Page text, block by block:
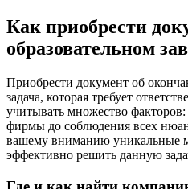
Как приобрести
образовательном
Приобрести документ об
задача, которая требует
учитывать множество
фирмы до соблюдения всех
вашему вниманию уникальные
эффективно решить данную